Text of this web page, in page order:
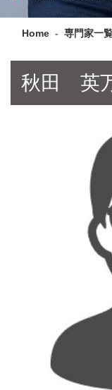
COMPANY
Q&A
Home 専門家一
秋田 英